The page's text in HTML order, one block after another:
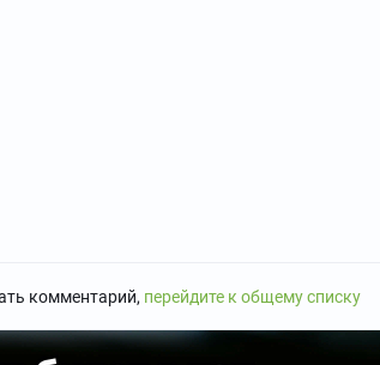
комментарий, перейдите к общему списку